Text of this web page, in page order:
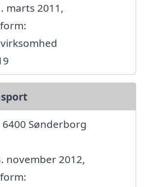
marts 2011,
Sønderborg
november 2012,